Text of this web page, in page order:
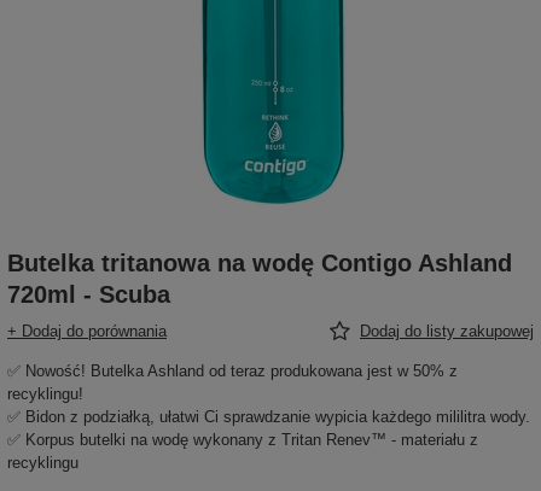
Butelka tritanowa na wodę Contigo Ashland
720ml - Scuba
+ Dodaj do porównania Dodaj do listy zakupowej
✅ Nowość! Butelka Ashland od teraz produkowana jest w 50% z
recyklingu!
✅ Bidon z podziałką, ułatwi Ci sprawdzanie wypicia każdego mililitra wody.
✅ Korpus butelki na wodę wykonany z Tritan Renev™ - materiału z
recyklingu